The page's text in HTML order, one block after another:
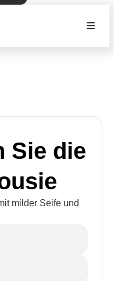
Sie die
milder Seife und